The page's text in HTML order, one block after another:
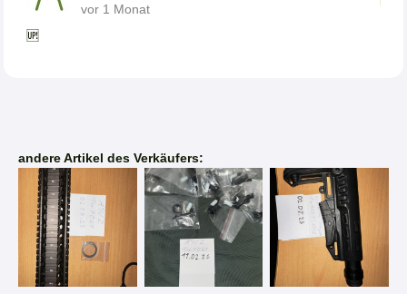
vor 1 Monat
🆙
andere Artikel des Verkäufers: